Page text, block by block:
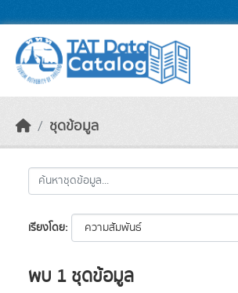
ชุดข้อมูล
เรียงโดย
พบ 1 ชุดข้อมูล